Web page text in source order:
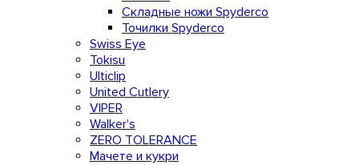
Складные ножи Spyderco
Точилки Spyderco
Swiss Eye
Tokisu
Ulticlip
United Cutlery
VIPER
Walker's
ZERO TOLERANCE
Мачете и кукри